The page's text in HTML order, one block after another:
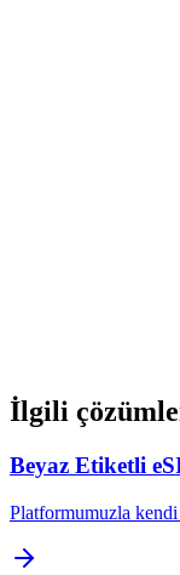
İlgili
Beyaz Etiketli
Platformumuzla kendi